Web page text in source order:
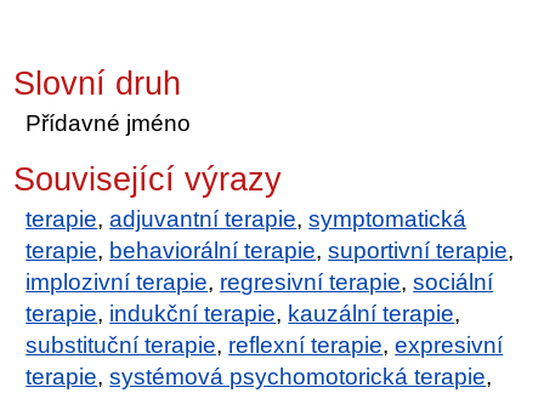
Slovní druh
Přídavné jméno
Související výrazy
terapie,adjuvantní terapie,symptomatická
terapie, behaviorální terapie,suportivní terapie,
implozivní terapie, regresivní terapie,sociální
terapie, indukční terapie, kauzální terapie,
substituční terapie, reflexní terapie,expresivní
terapie,systémová psychomotorická terapie,